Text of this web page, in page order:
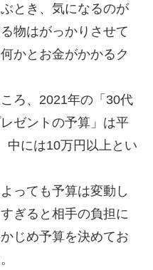
とき、気になるのが
物はがっかりさせて
かとお金がかかるク
ろ、2021年の「30代
ゼントの予算」は平
中には10万円以上とい
っても予算は変動し
ぎると相手の負担に
じめ予算を決めてお